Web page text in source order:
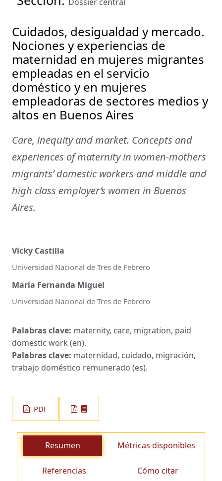
Dossier central
Cuidados, desigualdad y mercado.
Nociones y experiencias de
maternidad en mujeres migrantes
empleadas en el servicio
doméstico y en mujeres
empleadoras de sectores medios y
altos en Buenos Aires
Care, inequity and market. Concepts and
experiences of maternity in women-mothers
migrants’ domestic workers and middle and
high class employer’s women in Buenos
Aires.
Vicky Castilla
Universidad Nacional de Tres de Febrero
María Fernanda Miguel
Universidad Nacional de Tres de Febrero
Palabras clave: maternity, care, migration, paid
domestic work (en).
Palabras clave: maternidad, cuidado, migración,
trabajo doméstico remunerado (es).
PDF
Resumen Métricas disponibles
Referencias Cómo citar